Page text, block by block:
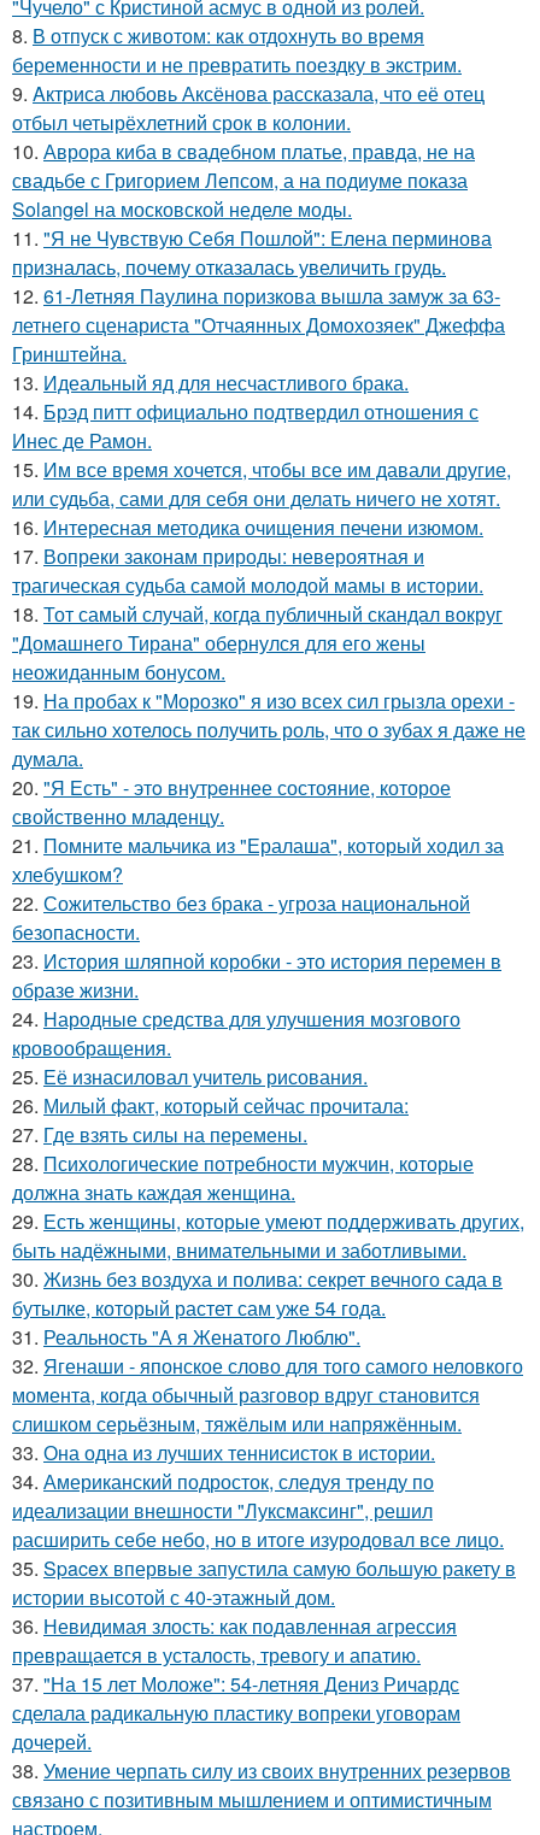
"Чучело" с Кристиной асмус в одной из ролей.
8. В отпуск с животом: как отдохнуть во время
беременности и не превратить поездку в экстрим.
9. Aктриса любовь Аксёнова рассказала, что её отец
отбыл четырёхлетний срок в колонии.
10. Аврора киба в свадебном платье, правда, не на
свадьбе с Григорием Лепсом, а на подиуме показа
Solangel на московской неделе моды.
11. "Я не Чувствую Себя Пошлой": Елена перминова
призналась, почему отказалась увеличить грудь.
12. 61-Летняя Паулина поризкова вышла замуж за 63-
летнего сценариста "Отчаянных Домохозяек" Джеффа
Гринштейна.
13. Идеальный яд для несчастливого брака.
14. Брэд питт официально подтвердил отношения с
Инес де Рамон.
15. Им все время хочется, чтобы все им давали другие,
или судьба, сами для себя они делать ничего не хотят.
16. Интересная методика очищения печени изюмом.
17. Вопреки законам природы: невероятная и
трагическая судьба самой молодой мамы в истории.
18. Тот самый случай, когда публичный скандал вокруг
"Домашнего Тирана" обернулся для его жены
неожиданным бонусом.
19. На пробах к "Морозко" я изо всех сил грызла орехи -
так сильно хотелось получить роль, что о зубах я даже не
думала.
20. "Я Есть" - этo внутpeннее состояние, которое
свойственно младенцу.
21. Помните мальчика из "Ералаша", который ходил за
хлебушком?
22. Сожительство без брака - угроза национальной
безопасности.
23. История шляпной коробки - это история перемен в
образе жизни.
24. Народные средства для улучшения мозгового
кровообращения.
25. Её изнасиловал учитель рисования.
26. Милый факт, который сейчас прочитала:
27. Где взять силы на перемены.
28. Психологические потребности мужчин, которые
должна знать каждая женщина.
29. Есть женщины, которые умеют поддерживать других,
быть надёжными, внимательными и заботливыми.
30. Жизнь без воздуха и полива: секрет вечного сада в
бутылке, который растет сам уже 54 года.
31. Реальность "А я Женатого Люблю".
32. Ягенаши - японское слово для того самого неловкого
момента, когда обычный разговор вдруг становится
слишком серьёзным, тяжёлым или напряжённым.
33. Она одна из лучших теннисисток в истории.
34. Американский подросток, следуя тренду по
идеализации внешности "Луксмаксинг", решил
расширить себе небо, но в итоге изуродовал все лицо.
35. Spacex впервые запустила самую большую ракету в
истории высотой с 40-этажный дом.
36. Невидимая злость: как подавленная агрессия
превращается в усталость, тревогу и апатию.
37. "На 15 лет Моложе": 54-летняя Дениз Ричардс
сделала радикальную пластику вопреки уговорам
дочерей.
38. Умение черпать силу из своих внутренних резервов
связано с позитивным мышлением и оптимистичным
настроем.